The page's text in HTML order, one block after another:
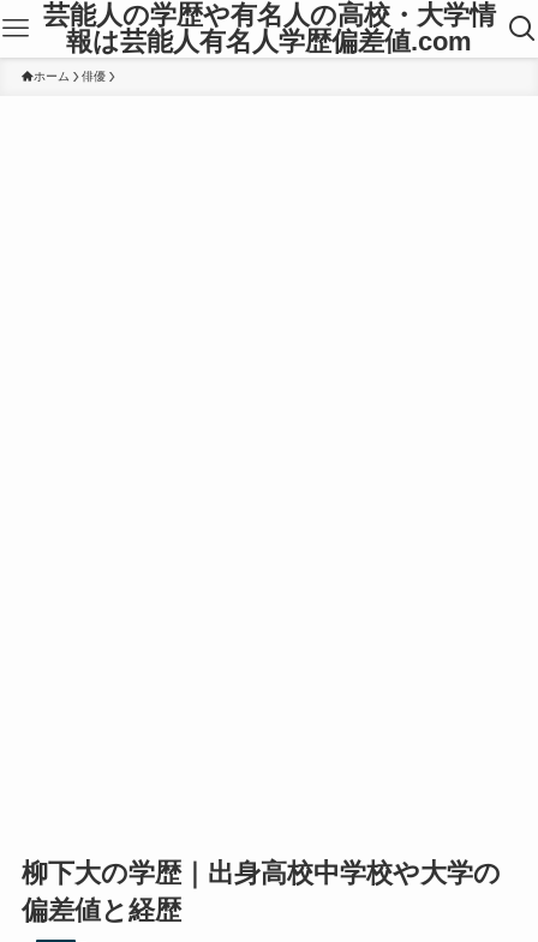
芸能人の学歴や有名人の高校・大学情
報は芸能人有名人学歴偏差値.com
ホーム 俳優
柳下大の学歴｜出身高校中学校や大学の
偏差値と経歴